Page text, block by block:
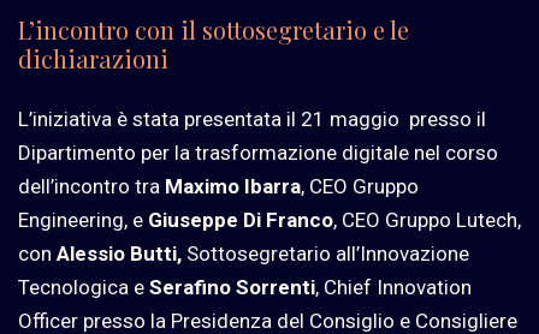
L’incontro con il sottosegretario e le
dichiarazioni
L’iniziativa è stata presentata il 21 maggio presso il
Dipartimento per la trasformazione digitale nel corso
dell’incontro tra Maximo Ibarra, CEO Gruppo
Engineering, e Giuseppe Di Franco, CEO Gruppo Lutech,
con Alessio Butti, Sottosegretario all’Innovazione
Tecnologica e Serafino Sorrenti, Chief Innovation
Officer presso la Presidenza del Consiglio e Consigliere